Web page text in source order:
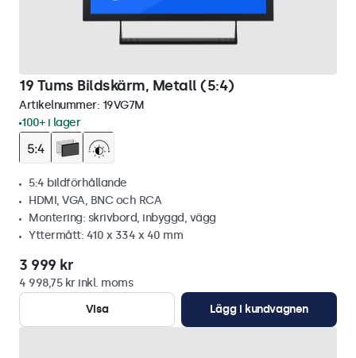
19 Tums Bildskärm, Metall (5:4)
Artikelnummer: 19VG7M
100+ i lager
5:4 bildförhållande
HDMI, VGA, BNC och RCA
Montering: skrivbord, inbyggd, vägg
Yttermått: 410 x 334 x 40 mm
3 999 kr
4 998,75 kr inkl. moms
Visa
Lägg i kundvagnen